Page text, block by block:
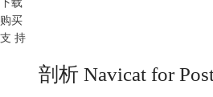
下载
购买
支 持
剖析 Navicat for